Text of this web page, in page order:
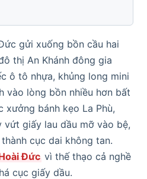
gửi xuống bồn cầu hai
thị An Khánh đông gia
ô tô nhựa, khủng long mini
vào lòng bồn nhiều hơn bất
xưởng bánh kẹo La Phù,
vứt giấy lau dầu mỡ vào bệ,
cục dai không tan.
Đức vì thế thạo cả nghề
cục giấy dầu.